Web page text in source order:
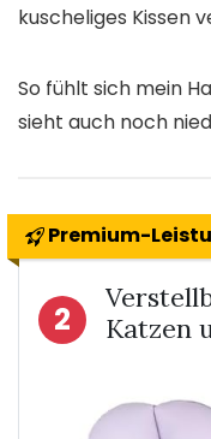
kuscheliges Kissen
So fühlt sich mein
sieht auch noch
Premium-
2
Katzen